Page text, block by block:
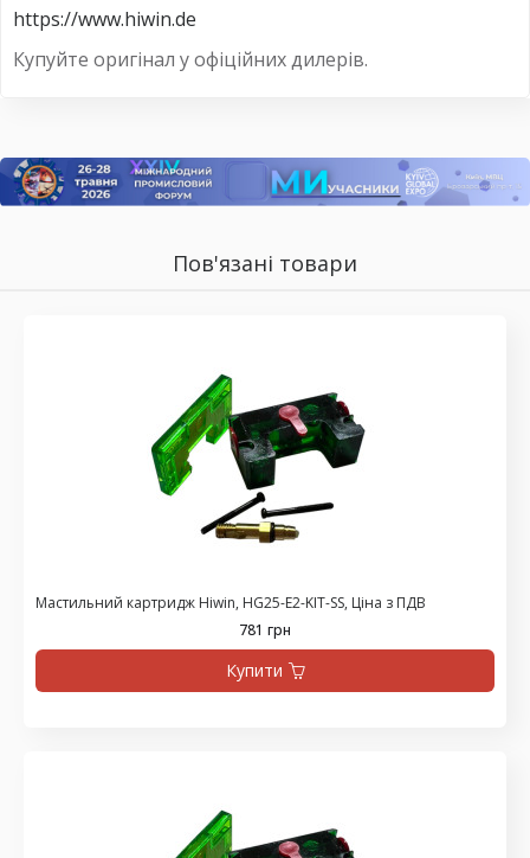
https://www.hiwin.de
Купуйте оригінал у офіційних дилерів.
Пов'язані товари
Мастильний картридж Hiwin, HG25-E2-KIT-SS, Ціна з ПДВ
781 грн
Купити